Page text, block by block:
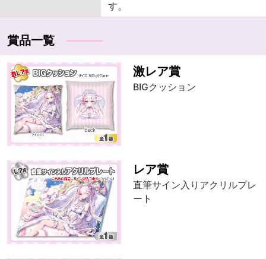
す。
賞品一覧
激レア賞
BIGクッション
レア賞
直筆サイン入りアクリルプレ
ート